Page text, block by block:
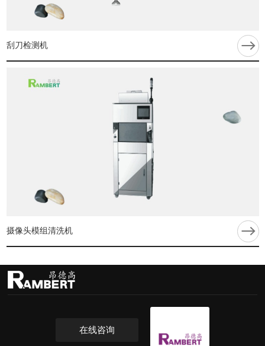
刮刀检测机
摄像头模组清洗机
在线咨询